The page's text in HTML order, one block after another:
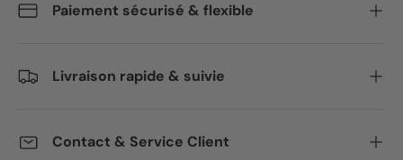
Paiement sécurisé & flexible
Livraison rapide & suivie
Contact & Service Client